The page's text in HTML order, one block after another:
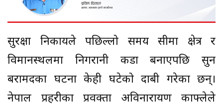
सुरक्षा निकायले पछिल्लो समय सीमा क्षेत्र र
विमानस्थलमा निगरानी कडा बनाएपछि सुन
बरामदका घटना केही घटेको दाबी गरेका छन्।
नेपाल प्रहरीका प्रवक्ता अविनारायण काफ्लेले